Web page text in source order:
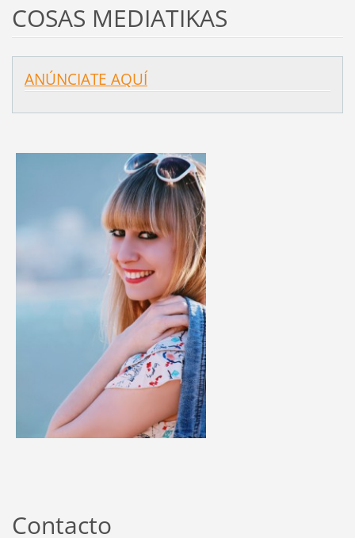
COSAS MEDIATIKAS
ANÚNCIATE AQUÍ
Contacto